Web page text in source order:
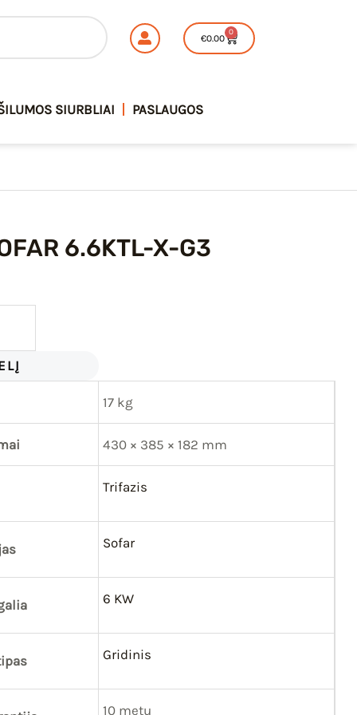
€0.00
0
Cart
SIURBLIAI PASLAUGOS
6.6KTL-X-G3
17 kg
430 × 385 × 182 mm
Trifazis
Sofar
6 KW
Gridinis
10 metų
SOFAR